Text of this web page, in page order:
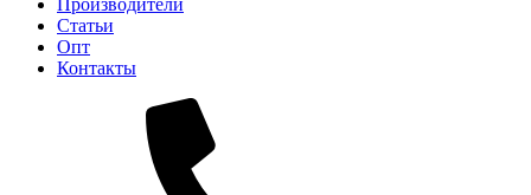
Производители
Статьи
Опт
Контакты